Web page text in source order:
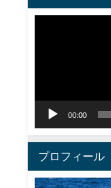
ー
00:00
プロフィール